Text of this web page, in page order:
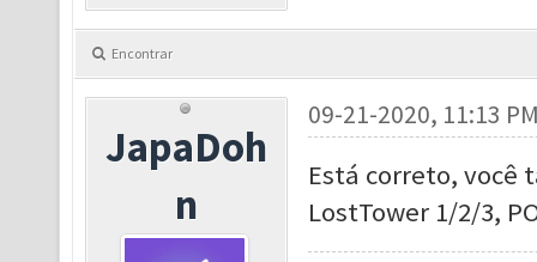
Encontrar
JapaDoh
n
09-21-2020, 11:13
Está correto, você
LostTower 1/2/3,